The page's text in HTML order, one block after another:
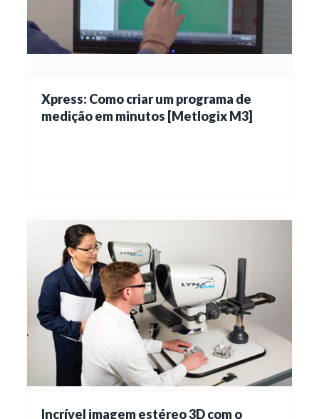
Xpress: Como criar um programa de
medição em minutos [Metlogix M3]
Incrível imagem estéreo 3D com o